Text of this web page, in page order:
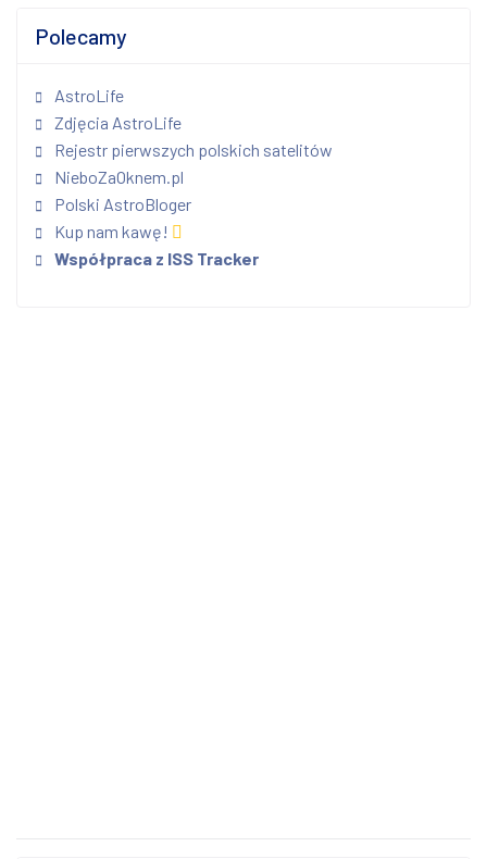
Polecamy
AstroLife
Zdjęcia AstroLife
Rejestr pierwszych polskich satelitów
NieboZaOknem.pl
Polski AstroBloger
Kup nam kawę!
Współpraca z ISS Tracker